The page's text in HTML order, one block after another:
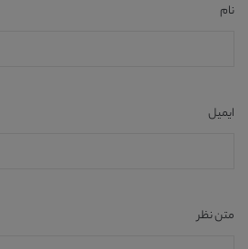
نام
ایمیل
متن نظر